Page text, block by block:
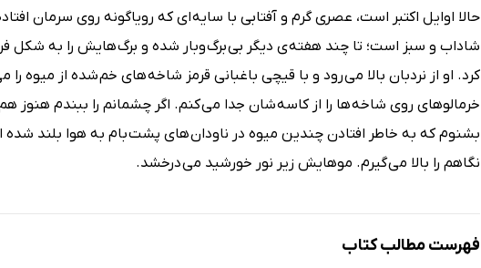
حالا اوایل اکتبر است، عصری گرم و آفتابی با سایه ای که رویاگونه روی سرمان
شاداب و سبز است؛ تا چند هفته ی دیگر بی برگ وبار شده و برگ هایش را به شکل
کرد. او از نردبان بالا می رود و با قیچی باغبانی قرمز شاخه های خم شده از میوه را
خرمالوهای روی شاخه ها را از کاسه شان جدا می کنم. اگر چشمانم را ببندم هنوز
بشنوم که به خاطر افتادن چندین میوه در ناودان های پشت بام به هوا بلند
نگاهم را بالا می گیرم. موهایش زیر نور خورشید می درخشد.
فهرست مطالب کتاب